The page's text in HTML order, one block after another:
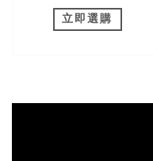
立即選購